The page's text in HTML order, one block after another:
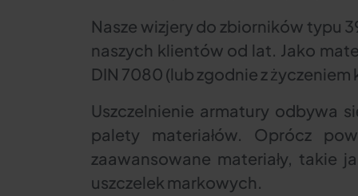
Nasze wizjery do zbiorników typu
naszych klientów od lat. Jako
DIN 7080 (lub zgodnie z życzeniem
Uszczelnienie armatury odbywa
palety materiałów. Oprócz
zaawansowane materiały, takie
uszczelek markowych.